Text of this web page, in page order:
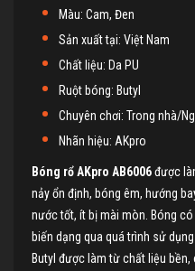
Màu: Cam, Đen
Sản xuất tại: Việt Nam
Chất liệu: Da PU
Ruột bóng: Butyl
Chuyên chơi: Trong nhà/
Nhãn hiệu: AKpro
Bóng rổ AKpro AB6006được
nảy ổn định, bóng êm, hướng
nước tốt, ít bị mài mòn. Bóng
biến dạng qua quá trình sử
Butyl được làm từ chất liệu